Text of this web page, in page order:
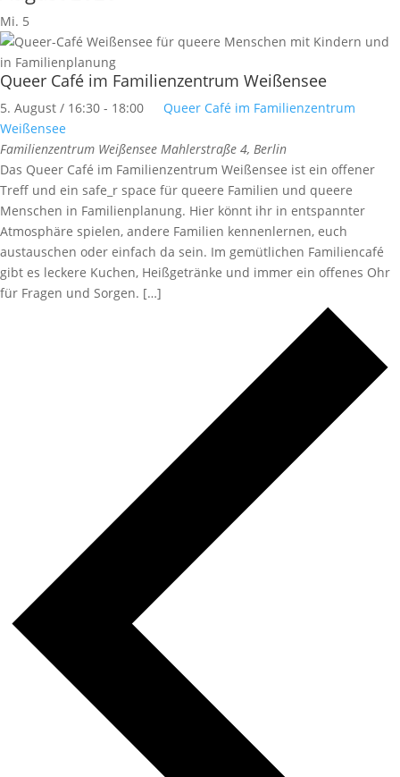
Mi. 5
Queer Café im Familienzentrum Weißensee
5. August / 16:30 - 18:00
Queer Café im Familienzentrum
Weißensee
Familienzentrum Weißensee Mahlerstraße 4, Berlin
Das Queer Café im Familienzentrum Weißensee ist ein offener
Treff und ein safe_r space für queere Familien und queere
Menschen in Familienplanung. Hier könnt ihr in entspannter
Atmosphäre spielen, andere Familien kennenlernen, euch
austauschen oder einfach da sein. Im gemütlichen Familiencafé
gibt es leckere Kuchen, Heißgetränke und immer ein offenes Ohr
für Fragen und Sorgen. […]